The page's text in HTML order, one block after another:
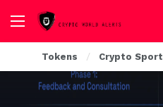
Tokens Crypto Sport